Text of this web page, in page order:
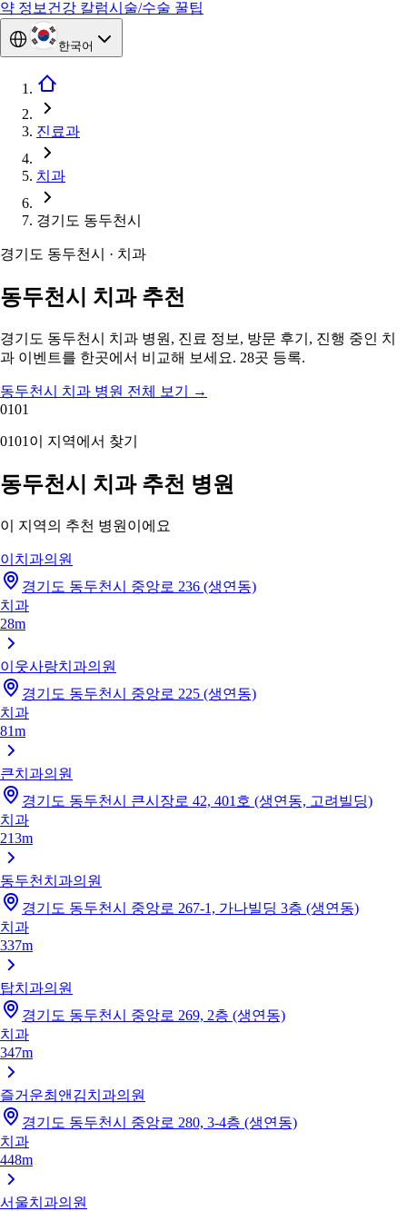
약 정보 건강 칼럼시술/수술 꿀팁
한국어
진료과
치과
경기도 동두천시
경기도 동두천시 · 치과
동두천시 치과 추천
경기도 동두천시 치과 병원, 진료 정보, 방문 후기, 진행 중인 치
과 이벤트를 한곳에서 비교해 보세요. 28곳 등록.
동두천시 치과 병원 전체 보기
→
0101
0101 이 지역에서 찾기
동두천시 치과 추천 병원
이 지역의 추천 병원이에요
이치과의원
경기도 동두천시 중앙로 236 (생연동)
치과
28m
이웃사랑치과의원
경기도 동두천시 중앙로 225 (생연동)
치과
81m
큰치과의원
경기도 동두천시 큰시장로 42, 401호 (생연동, 고려빌딩)
치과
213m
동두천치과의원
경기도 동두천시 중앙로 267-1, 가나빌딩 3층 (생연동)
치과
337m
탑치과의원
경기도 동두천시 중앙로 269, 2층 (생연동)
치과
347m
즐거운최앤김치과의원
경기도 동두천시 중앙로 280, 3-4층 (생연동)
치과
448m
서울치과의원